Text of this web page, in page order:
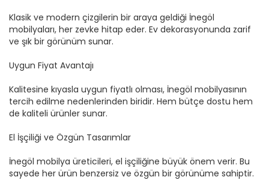
Klasik ve modern çizgilerin bir araya geldiği İnegöl
mobilyaları, her zevke hitap eder. Ev dekorasyonunda zarif
ve şık bir görünüm sunar.
Uygun Fiyat Avantajı
Kalitesine kıyasla uygun fiyatlı olması, İnegöl mobilyasının
tercih edilme nedenlerinden biridir. Hem bütçe dostu hem
de kaliteli ürünler sunar.
El İşçiliği ve Özgün Tasarımlar
İnegöl mobilya üreticileri, el işçiliğine büyük önem verir. Bu
sayede her ürün benzersiz ve özgün bir görünüme sahiptir.